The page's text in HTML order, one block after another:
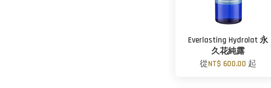
Everlasting Hydrolat 永
久花純露
從NT$ 600.00 起